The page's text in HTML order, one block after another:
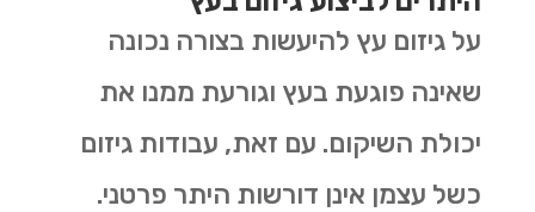
על גיזום עץ להיעשות בצורה נכונה
שאינה פוגעת בעץ וגורעת ממנו את
יכולת השיקום. עם זאת, עבודות גיזום
כשל עצמן אינן דורשות היתר פרטני.